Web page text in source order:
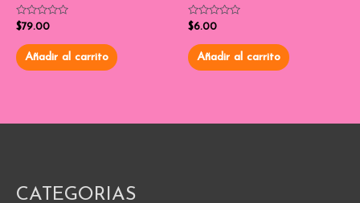
Valorado
con
de
5
$79.00
Añadir al carrito
Valorado
con
de
5
$6.00
Añadir al carrito
CATEGORIAS